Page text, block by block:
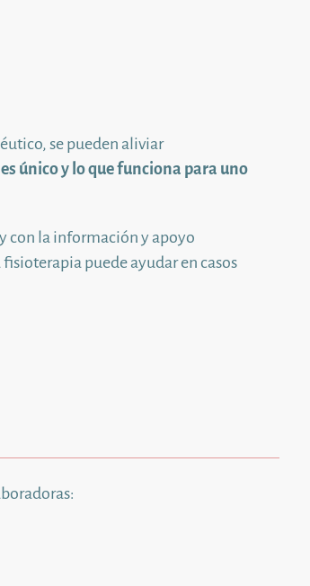
se pueden aliviar
único y lo que funciona para uno
con la información y apoyo
puede ayudar en casos